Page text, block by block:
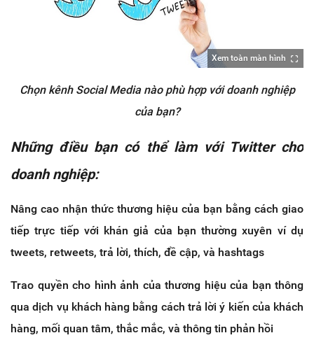
Xem toàn màn hình
Chọn kênh Social Media nào phù hợp với doanh nghiệp
của bạn?
Những điều bạn có thể làm với Twitter cho
doanh nghiệp:
Nâng cao nhận thức thương hiệu của bạn bằng cách giao
tiếp trực tiếp với khán giả của bạn thường xuyên ví dụ
tweets, retweets, trả lời, thích, đề cập, và hashtags
Trao quyền cho hình ảnh của thương hiệu của bạn thông
qua dịch vụ khách hàng bằng cách trả lời ý kiến của khách
hàng, mối quan tâm, thắc mắc, và thông tin phản hồi